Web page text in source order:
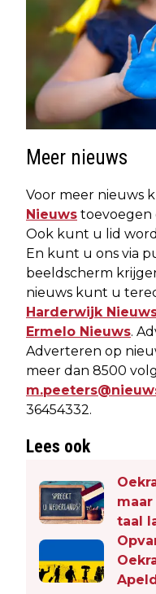
Meer nieuws
Voor meer nieuws
Nieuws toevoegen
Ook kunt u lid
En kunt u ons via
beeldscherm
nieuws kunt u
Harderwijk
Ermelo Nieuws.
Adverteren op
meer dan 8500
36454332.
Lees ook
taal